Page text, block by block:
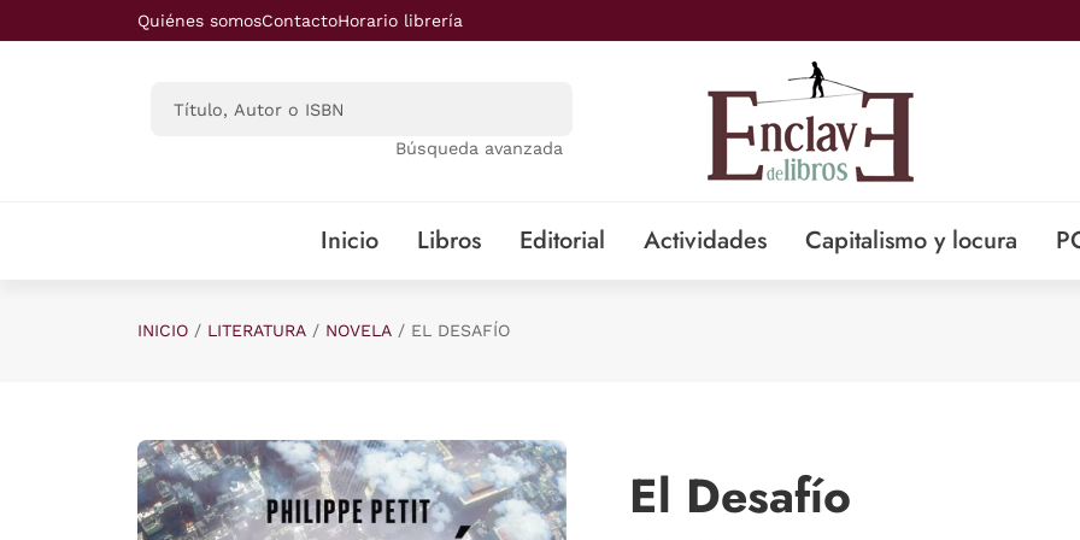
Saltar al contenido principal
Quiénes somosContactoHorario librería
Búsqueda avanzada
Inicio Libros Editorial Actividades Capitalismo y locura
INICIO LITERATURA NOVELA EL DESAFÍO
El Desafío